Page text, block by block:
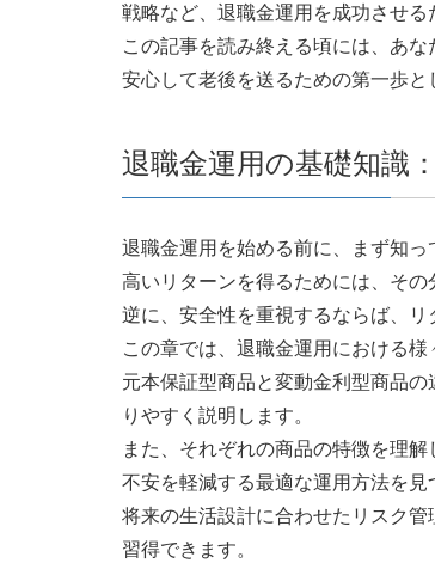
戦略など、退職金運用を成功させる
この記事を読み終える頃には、あ
安心して老後を送るための第一歩と
退職金運用の基礎知識
退職金運用を始める前に、まず知っ
高いリターンを得るためには、その
逆に、安全性を重視するならば、リ
この章では、退職金運用における様
元本保証型商品と変動金利型商品
りやすく説明します。
また、それぞれの商品の特徴を理
不安を軽減する最適な運用方法を見
将来の生活設計に合わせたリスク
習得できます。